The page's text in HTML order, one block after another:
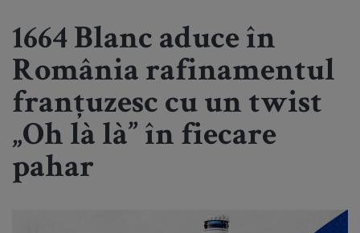
1664 Blanc aduce în
România rafinamentul
franțuzesc cu un twist
„Oh là là” în fiecare
pahar